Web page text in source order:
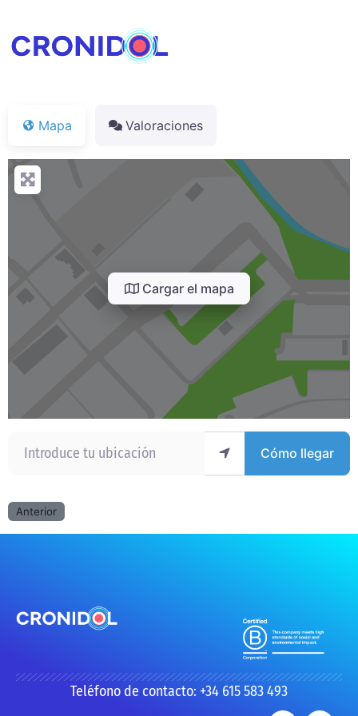
Mapa Valoraciones
Cargar el mapa
Cómo llegar
Anterior
Teléfono de contacto: +34 615 583 493